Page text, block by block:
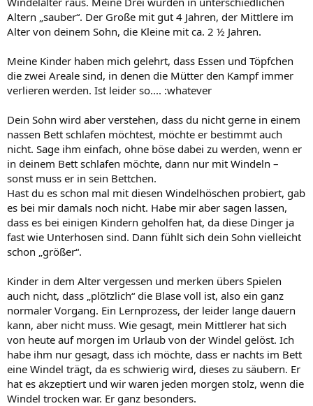
Altern „sauber“. Der Große mit gut 4 Jahren, der Mittlere im
Alter von deinem Sohn, die Kleine mit ca. 2 ½ Jahren.
Meine Kinder haben mich gelehrt, dass Essen und Töpfchen
die zwei Areale sind, in denen die Mütter den Kampf immer
verlieren werden. Ist leider so.... :whatever
Dein Sohn wird aber verstehen, dass du nicht gerne in einem
nassen Bett schlafen möchtest, möchte er bestimmt auch
nicht. Sage ihm einfach, ohne böse dabei zu werden, wenn er
in deinem Bett schlafen möchte, dann nur mit Windeln –
sonst muss er in sein Bettchen.
Hast du es schon mal mit diesen Windelhöschen probiert, gab
es bei mir damals noch nicht. Habe mir aber sagen lassen,
dass es bei einigen Kindern geholfen hat, da diese Dinger ja
fast wie Unterhosen sind. Dann fühlt sich dein Sohn vielleicht
schon „größer“.
Kinder in dem Alter vergessen und merken übers Spielen
auch nicht, dass „plötzlich“ die Blase voll ist, also ein ganz
normaler Vorgang. Ein Lernprozess, der leider lange dauern
kann, aber nicht muss. Wie gesagt, mein Mittlerer hat sich
von heute auf morgen im Urlaub von der Windel gelöst. Ich
habe ihm nur gesagt, dass ich möchte, dass er nachts im Bett
eine Windel trägt, da es schwierig wird, dieses zu säubern. Er
hat es akzeptiert und wir waren jeden morgen stolz, wenn die
Windel trocken war. Er ganz besonders.